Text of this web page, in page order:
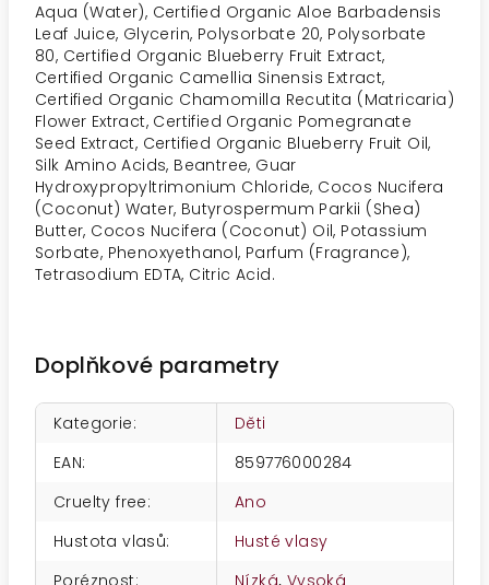
Aqua (Water), Certified Organic Aloe Barbadensis
Leaf Juice, Glycerin, Polysorbate 20, Polysorbate
80, Certified Organic Blueberry Fruit Extract,
Certified Organic Camellia Sinensis Extract,
Certified Organic Chamomilla Recutita (Matricaria)
Flower Extract, Certified Organic Pomegranate
Seed Extract, Certified Organic Blueberry Fruit Oil,
Silk Amino Acids, Beantree, Guar
Hydroxypropyltrimonium Chloride, Cocos Nucifera
(Coconut) Water, Butyrospermum Parkii (Shea)
Butter, Cocos Nucifera (Coconut) Oil, Potassium
Sorbate, Phenoxyethanol, Parfum (Fragrance),
Tetrasodium EDTA, Citric Acid.
Doplňkové parametry
Kategorie:
Děti
EAN:
859776000284
Cruelty free:
Ano
Hustota vlasů:
Husté vlasy
Poréznost: Nízká, Vysoká